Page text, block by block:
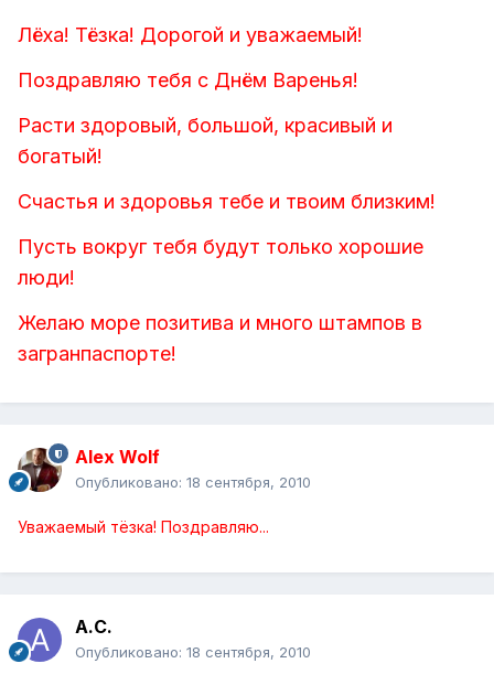
Лёха! Тёзка! Дорогой и уважаемый!
Поздравляю тебя с Днём Варенья!
Расти здоровый, большой, красивый и
богатый!
Счастья и здоровья тебе и твоим близким!
Пусть вокруг тебя будут только хорошие
люди!
Желаю море позитива и много штампов в
загранпаспорте!
Alex Wolf
Опубликовано: 18 сентября, 2010
Уважаемый тёзка! Поздравляю...
А.С.
Опубликовано: 18 сентября, 2010